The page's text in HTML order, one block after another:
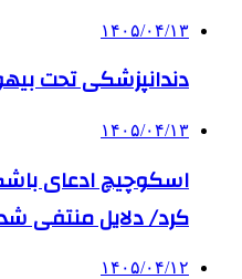
۱۴۰۵/۰۴/۱۳
دندانپزشکی تحت
۱۴۰۵/۰۴/۱۳
اسکوچیچ ادعای
کرد/ دلایل منتفی
۱۴۰۵/۰۴/۱۲